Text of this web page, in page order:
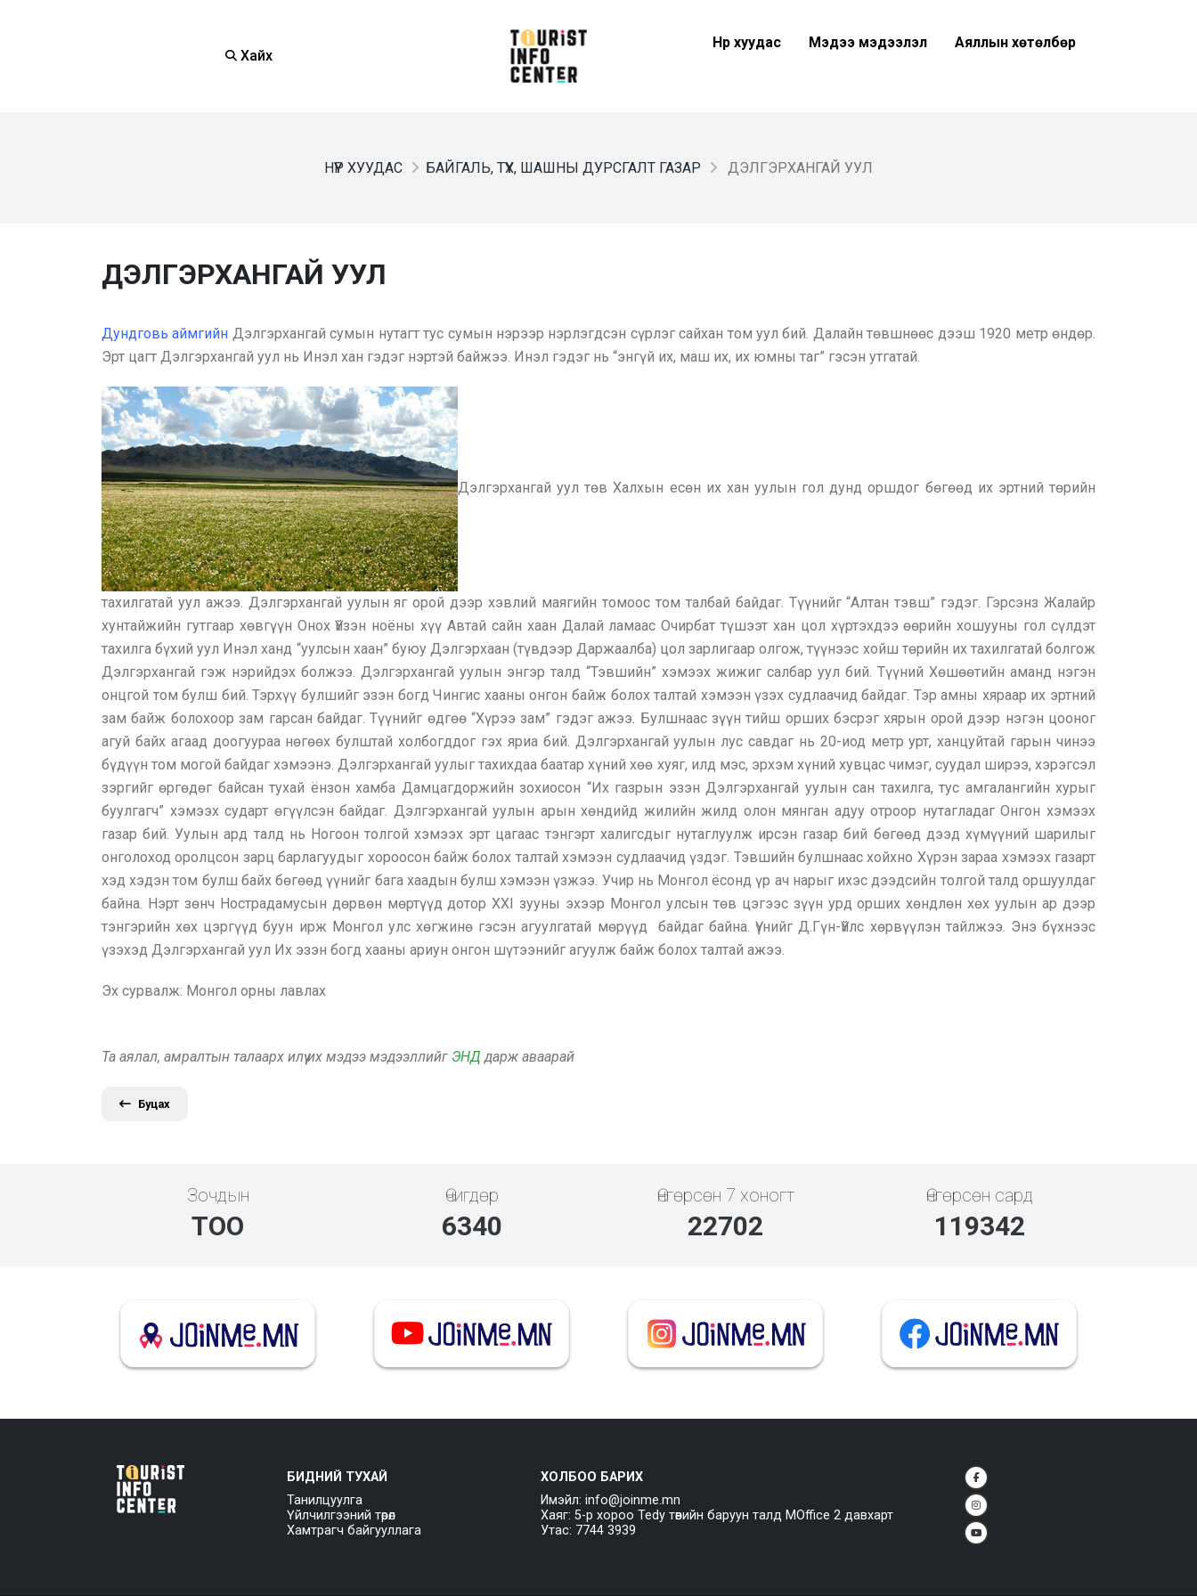
Хайх
Нүүр хуудас Мэдээ мэдээлэл Аяллын хөтөлбөр
НҮҮР ХУУДАС БАЙГАЛЬ, ТҮҮХ, ШАШНЫ ДУРСГАЛТ ГАЗАР ДЭЛГЭРХАНГАЙ УУЛ
ДЭЛГЭРХАНГАЙ УУЛ
Дундговь аймгийн Дэлгэрхангай сумын нутагт тус сумын нэрээр нэрлэгдсэн сүрлэг сайхан том уул бий. Далайн төвшнөөс дээш 1920 метр өндөр.
Эрт цагт Дэлгэрхангай уул нь Инэл хан гэдэг нэртэй байжээ. Инэл гэдэг нь “энгүй их, маш их, их юмны таг” гэсэн утгатай.
Дэлгэрхангай уул төв Халхын есөн их хан уулын гол дунд оршдог бөгөөд их эртний төрийн
тахилгатай уул ажээ. Дэлгэрхангай уулын яг орой дээр хэвлий маягийн томоос том талбай байдаг. Түүнийг “Алтан тэвш” гэдэг. Гэрсэнз Жалайр
хунтайжийн гутгаар хөвгүүн Онох Үйзэн ноёны хүү Автай сайн хаан Далай ламаас Очирбат түшээт хан цол хүртэхдээ өөрийн хошууны гол сүлдэт
тахилга бүхий уул Инэл ханд “уулсын хаан” буюу Дэлгэрхаан (түвдээр Даржаалба) цол зарлигаар олгож, түүнээс хойш төрийн их тахилгатай болгож
Дэлгэрхангай гэж нэрийдэх болжээ. Дэлгэрхангай уулын энгэр талд “Тэвшийн” хэмээх жижиг салбар уул бий. Түүний Хөшөөтийн аманд нэгэн
онцгой том булш бий. Тэрхүү булшийг эзэн богд Чингис хааны онгон байж болох талтай хэмээн үзэх судлаачид байдаг. Тэр амны хяраар их эртний
зам байж болохоор зам гарсан байдаг. Түүнийг өдгөө “Хүрээ зам” гэдэг ажээ. Булшнаас зүүн тийш орших бэсрэг хярын орой дээр нэгэн цооног
агуй байх агаад доогуураа нөгөөх булштай холбогддог гэх яриа бий. Дэлгэрхангай уулын лус савдаг нь 20-иод метр урт, ханцуйтай гарын чинээ
бүдүүн том могой байдаг хэмээнэ. Дэлгэрхангай уулыг тахихдаа баатар хүний хөө хуяг, илд мэс, эрхэм хүний хувцас чимэг, суудал ширээ, хэрэгсэл
зэргийг өргөдөг байсан тухай ёнзон хамба Дамцагдоржийн зохиосон “Их газрын эзэн Дэлгэрхангай уулын сан тахилга, тус амгалангийн хурыг
буулгагч” хэмээх сударт өгүүлсэн байдаг. Дэлгэрхангай уулын арын хөндийд жилийн жилд олон мянган адуу отроор нутагладаг Онгон хэмээх
газар бий. Уулын ард талд нь Ногоон толгой хэмээх эрт цагаас тэнгэрт халигсдыг нутаглуулж ирсэн газар бий бөгөөд дээд хүмүүний шарилыг
онголоход оролцсон зарц барлагуудыг хороосон байж болох талтай хэмээн судлаачид үздэг. Тэвшийн булшнаас хойхно Хүрэн зараа хэмээх газарт
хэд хэдэн том булш байх бөгөөд үүнийг бага хаадын булш хэмээн үзжээ. Учир нь Монгол ёсонд үр ач нарыг ихэс дээдсийн толгой талд оршуулдаг
байна. Нэрт зөнч Нострадамусын дөрвөн мөртүүд дотор XXI зууны эхээр Монгол улсын төв цэгээс зүүн урд орших хөндлөн хөх уулын ар дээр
тэнгэрийн хөх цэргүүд буун ирж Монгол улс хөгжинө гэсэн агуулгатай мөрүүд байдаг байна. Үүнийг Д.Гүн-Үйлс хөрвүүлэн тайлжээ. Энэ бүхнээс
үзэхэд Дэлгэрхангай уул Их эзэн богд хааны ариун онгон шүтээнийг агуулж байж болох талтай ажээ.
Эх сурвалж: Монгол орны лавлах
Та аялал, амралтын талаарх илүү их мэдээ мэдээллийг ЭНД дарж аваарай
Буцах
Зочдын
ТОО
Өчигдөр
7354
Өнгөрсөн 7 хоногт
26334
Өнгөрсөн сард
138437
БИДНИЙ ТУХАЙ
Танилцуулга
Үйлчилгээний төрөл
Хамтрагч байгууллага
ХОЛБОО БАРИХ
Имэйл: info@joinme.mn
Хаяг: 5-р хороо Tedy төвийн баруун талд MOffice 2 давхарт
Утас: 7744 3939